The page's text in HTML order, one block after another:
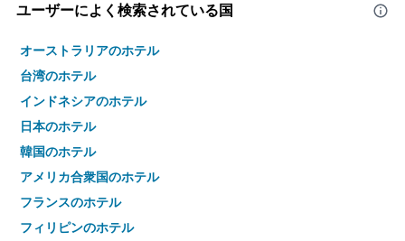
ユーザーによく検索されている国
オーストラリアのホテル
台湾のホテル
インドネシアのホテル
日本のホテル
韓国のホテル
アメリカ合衆国のホテル
フランスのホテル
フィリピンのホテル